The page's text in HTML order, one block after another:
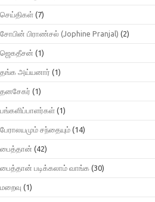
செய்திகள் (7)
சோபின் பிராண்சல் (Jophine Pranjal) (2)
ஜெகதீசன் (1)
தங்க அய்யனார் (1)
தனசேகர் (1)
பங்களிப்பாளர்கள் (1)
பேராலயமும் சந்தையும் (14)
பைத்தான் (42)
பைத்தான் படிக்கலாம் வாங்க (30)
மறைவு (1)